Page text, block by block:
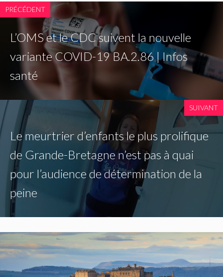
PRÉCÉDENT
L’OMS et le CDC suivent la nouvelle
variante COVID-19 BA.2.86 | Infos
santé
SUIVANT
Le meurtrier d’enfants le plus prolifique
de Grande-Bretagne n’est pas à quai
pour l’audience de détermination de la
peine